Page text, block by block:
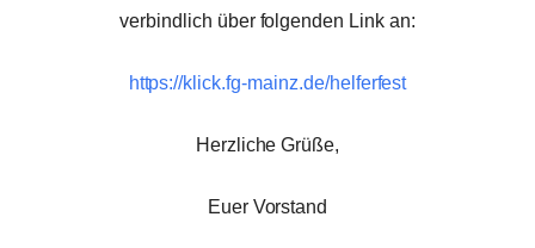
verbindlich über folgenden Link an:
https://klick.fg-mainz.de/helferfest
Herzliche Grüße,
Euer Vorstand